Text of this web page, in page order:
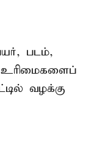
படம்,
வழக்கு